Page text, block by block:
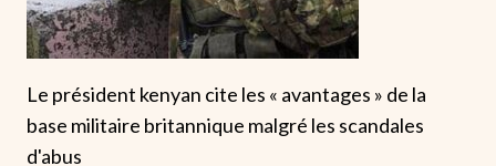
Le président kenyan cite les « avantages » de la
base militaire britannique malgré les scandales
d'abus